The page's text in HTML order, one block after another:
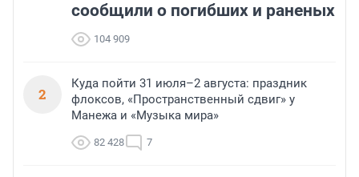
сообщили о погибших и раненых
104 909
2
Куда пойти 31 июля–2 августа: праздник
флоксов, «Пространственный сдвиг» у
Манежа и «Музыка мира»
82 428 7